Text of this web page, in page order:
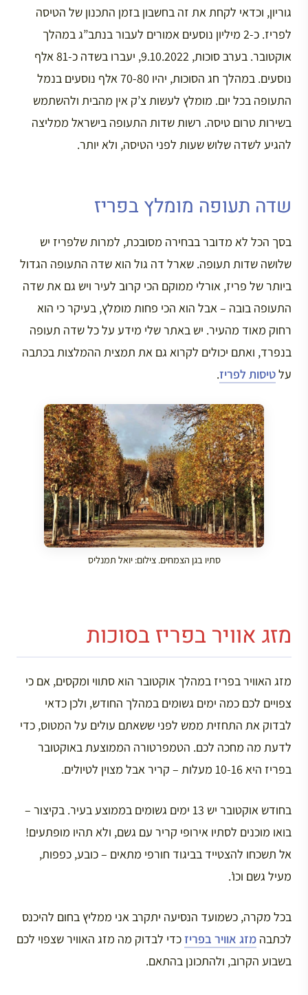
גוריון, וכדאי לקחת את זה בחשבון בזמן התכנון של הטיסה
לפריז. כ-2 מיליון נוסעים אמורים לעבור בנתב”ג במהלך
אוקטובר. בערב סוכות, 9.10.2022, יעברו בשדה כ-81 אלף
נוסעים. במהלך חג הסוכות, יהיו 70-80 אלף נוסעים בנמל
התעופה בכל יום. מומלץ לעשות צ’ק אין מהבית ולהשתמש
בשירות טרום טיסה. רשות שדות התעופה בישראל ממליצה
להגיע לשדה שלוש שעות לפני הטיסה, ולא יותר.
שדה תעופה מומלץ בפריז
בסך הכל לא מדובר בבחירה מסובכת, למרות שלפריז יש
שלושה שדות תעופה. שארל דה גול הוא שדה התעופה הגדול
ביותר של פריז, אורלי ממוקם הכי קרוב לעיר ויש גם את שדה
התעופה בובה – אבל הוא הכי פחות מומלץ, בעיקר כי הוא
רחוק מאוד מהעיר. יש באתר שלי מידע על כל שדה תעופה
בנפרד, ואתם יכולים לקרוא גם את תמצית ההמלצות בכתבה
עלטיסות לפריז.
סתיו בגן הצמחים. צילום: יואל תמנליס
מזג אוויר בפריז בסוכות
מזג האוויר בפריז במהלך אוקטובר הוא סתווי ומקסים, אם כי
צפויים לכם כמה ימים גשומים במהלך החודש, ולכן כדאי
לבדוק את התחזית ממש לפני ששאתם עולים על המטוס, כדי
לדעת מה מחכה לכם. הטמפרטורה הממוצעת באוקטובר
בפריז היא 10-16 מעלות – קריר אבל מצוין לטיולים.
בחודש אוקטובר יש 13 ימים גשומים בממוצע בעיר. בקיצור –
בואו מוכנים לסתיו אירופי קריר עם גשם, ולא תהיו מופתעים!
אל תשכחו להצטייד בביגוד חורפי מתאים – כובע, כפפות,
מעיל גשם וכו’.
בכל מקרה, כשמועד הנסיעה יתקרב אני ממליץ בחום להיכנס
לכתבה מזג אוויר בפריזכדי לבדוק מה מזג האוויר שצפוי לכם
בשבוע הקרוב, ולהתכונן בהתאם.